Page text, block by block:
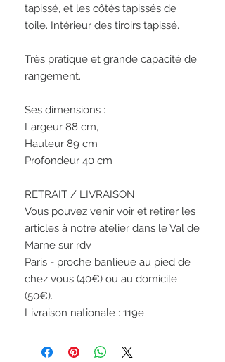
tapissé, et les côtés tapissés de
toile. Intérieur des tiroirs tapissé.
Très pratique et grande capacité de
rangement.
Ses dimensions :
Largeur 88 cm,
Hauteur 89 cm
Profondeur 40 cm
RETRAIT / LIVRAISON
Vous pouvez venir voir et retirer les
articles à notre atelier dans le Val de
Marne sur rdv
Paris - proche banlieue au pied de
chez vous (40€) ou au domicile
(50€).
Livraison nationale : 119e